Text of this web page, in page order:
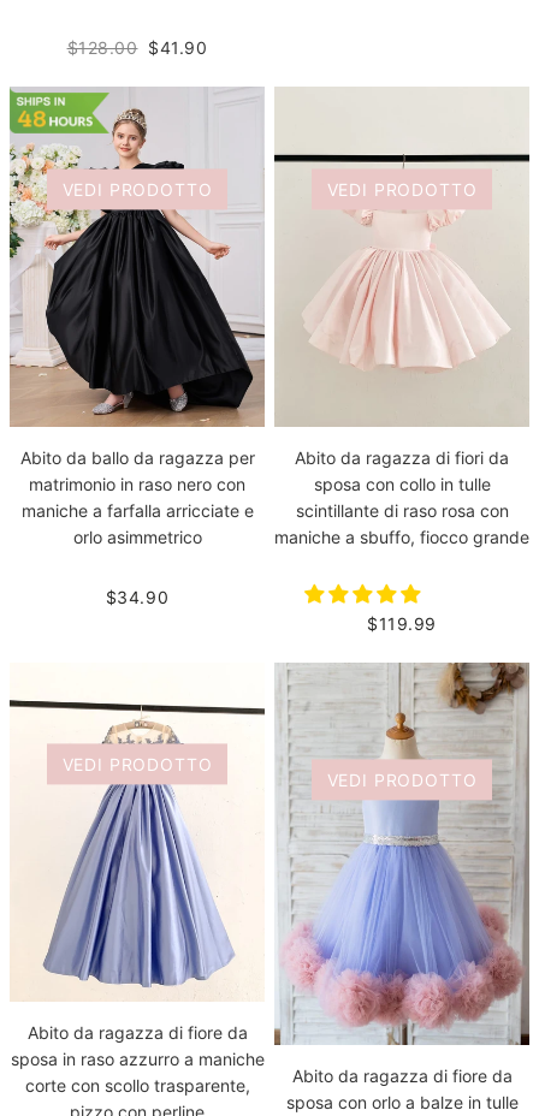
$128.00 $41.90
VEDI PRODOTTO
Abito da ballo da ragazza per
matrimonio in raso nero con
maniche a farfalla arricciate e
orlo asimmetrico
$34.90
VEDI PRODOTTO
Abito da ragazza di fiori da
sposa con collo in tulle
scintillante di raso rosa con
maniche a sbuffo, fiocco grande
$119.99
VEDI PRODOTTO
Abito da ragazza di fiore da
sposa in raso azzurro a maniche
corte con scollo trasparente,
pizzo con perline
VEDI PRODOTTO
Abito da ragazza di fiore da
sposa con orlo a balze in tulle